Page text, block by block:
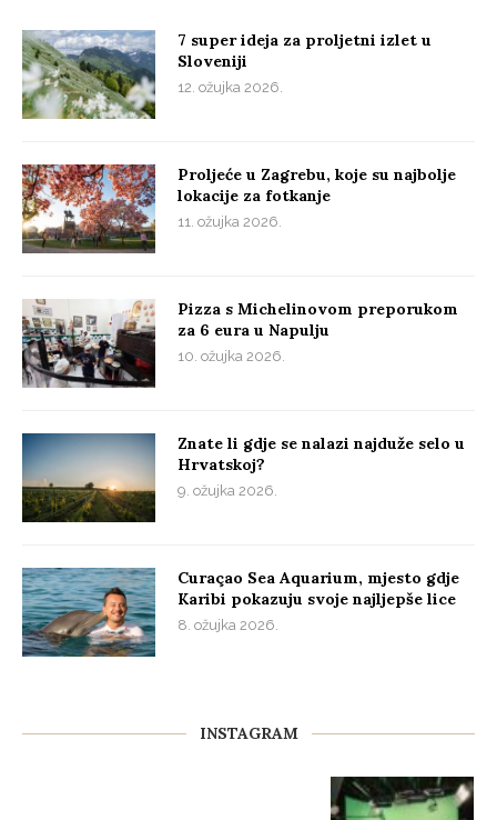
7 super ideja za proljetni izlet u
Sloveniji
12. ožujka 2026.
Proljeće u Zagrebu, koje su najbolje
lokacije za fotkanje
11. ožujka 2026.
Pizza s Michelinovom preporukom
za 6 eura u Napulju
10. ožujka 2026.
Znate li gdje se nalazi najduže selo u
Hrvatskoj?
9. ožujka 2026.
Curaçao Sea Aquarium, mjesto gdje
Karibi pokazuju svoje najljepše lice
8. ožujka 2026.
INSTAGRAM